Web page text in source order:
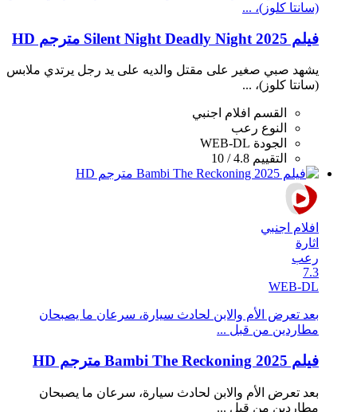
(سانتا كلوز)، ...
فيلم Silent Night Deadly Night 2025 مترجم HD
يشهد صبي صغير على مقتل والديه على يد رجل يرتدي ملابس
(سانتا كلوز)، ...
القسم افلام اجنبي
النوع رعب
الجودة WEB-DL
التقييم 4.8 / 10
افلام اجنبي
اثارة
رعب
7.3
WEB-DL
بعد تعرض الأم والابن لحادث سيارة، سرعان ما يصبحان
مطاردين من قبل ...
فيلم Bambi The Reckoning 2025 مترجم HD
بعد تعرض الأم والابن لحادث سيارة، سرعان ما يصبحان
مطاردين من قبل ...